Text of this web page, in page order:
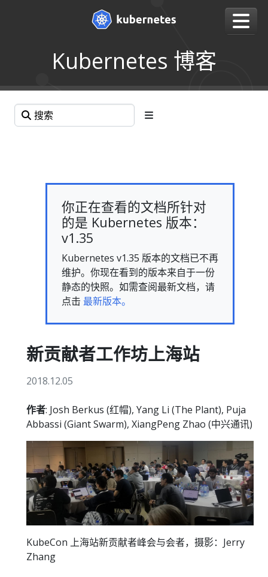
Kubernetes 博客
你正在查看的文档所针对
的是 Kubernetes 版本：
v1.35
Kubernetes v1.35 版本的文档已不再
维护。你现在看到的版本来自于一份
静态的快照。如需查阅最新文档，请
点击 最新版本。
新贡献者工作坊上海站
2018.12.05
作者: Josh Berkus (红帽), Yang Li (The Plant), Puja
Abbassi (Giant Swarm), XiangPeng Zhao (中兴通讯)
KubeCon 上海站新贡献者峰会与会者，摄影：Jerry
Zhang